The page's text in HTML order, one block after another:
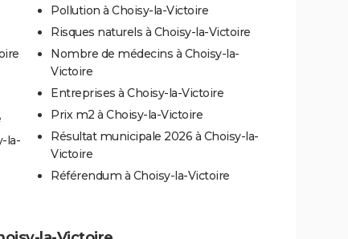
la-
Pollution à Choisy-la-Victoire
Risques naturels à Choisy-la-Victoire
Nombre de médecins à Choisy-la-
Victoire
Entreprises à Choisy-la-Victoire
Prix m2 à Choisy-la-Victoire
Résultat municipale 2026 à Choisy-la-
Victoire
Référendum à Choisy-la-Victoire